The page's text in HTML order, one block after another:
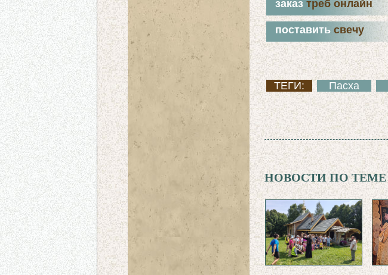
заказ треб онлайн
поставить свечу
ТЕГИ: Пасха
НОВОСТИ ПО ТЕМЕ